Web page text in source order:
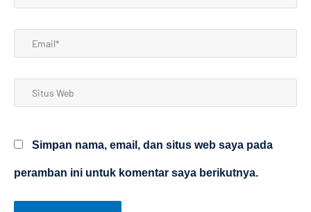
Email*
Situs
Simpan nama, email, dan situs web saya pada
peramban ini untuk komentar saya berikutnya.